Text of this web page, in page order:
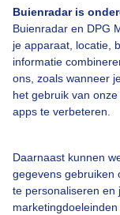
Buienradar is
Buienradar en DPG
je apparaat, locatie,
informatie
ons, zoals wanneer
het gebruik van
apps te verbeteren.
Daarnaast kunnen
gegevens gebruiken
te personaliseren en
Sneeuw Winter
Bekijk slideshow